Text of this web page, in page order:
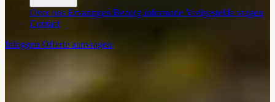
Over ons Ervaringen Bezorg informatie Veelgestelde vragen
Contact
Inloggen Offerte aanvragen